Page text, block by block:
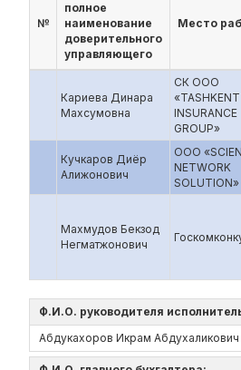
№
полное
наименование
доверительного
управляющего
Место
Кариева Динара
Махсумовна
СК ООО
«TASHKENT
INSURANCE
GROUP»
Кучкаров Диёр
Алижонович
ООО
NETWORK
SOLUTION»
Махмудов Бекзод
Негматжонович
Ф.И.О. руководителя
Абдукахоров Икрам Абдухаликович